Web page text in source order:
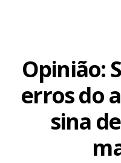
Opinião:
erros do
sina